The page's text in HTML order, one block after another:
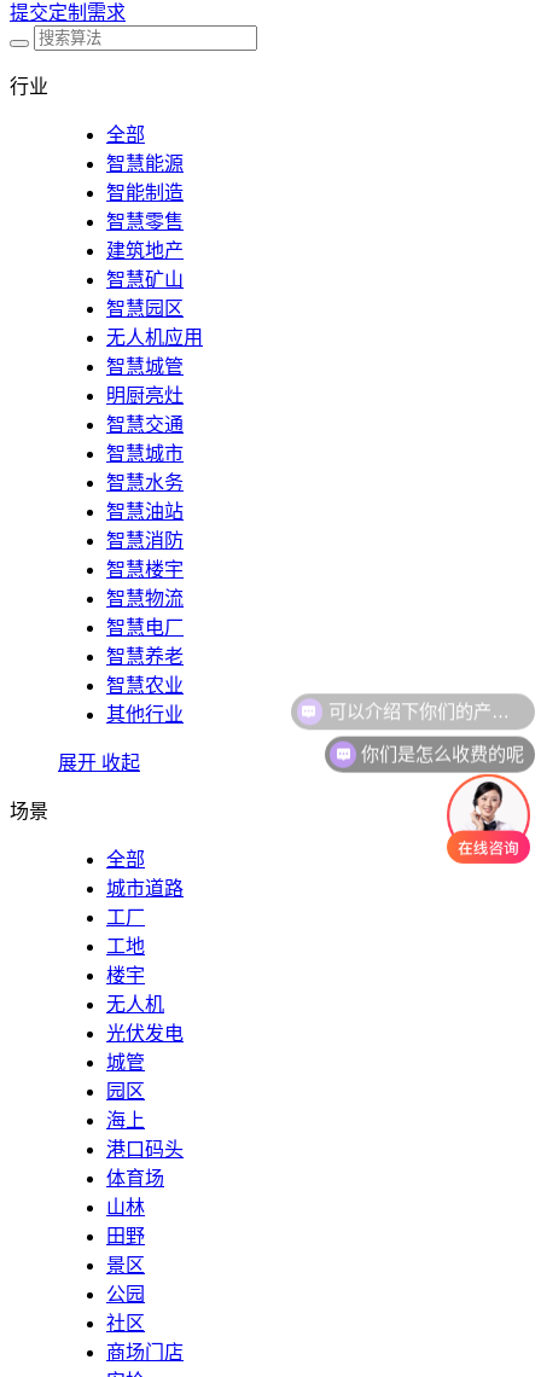
提交定制需求
行业
全部
智慧能源
智能制造
智慧零售
建筑地产
智慧矿山
智慧园区
无人机应用
智慧城管
明厨亮灶
智慧交通
智慧城市
智慧水务
智慧油站
智慧消防
智慧楼宇
智慧物流
智慧电厂
智慧养老
智慧农业
其他行业
展开 收起
场景
全部
城市道路
工厂
工地
楼宇
无人机
光伏发电
城管
园区
海上
港口码头
体育场
山林
田野
景区
公园
社区
商场门店
可以介绍下你们的产品么
你们是怎么收费的呢